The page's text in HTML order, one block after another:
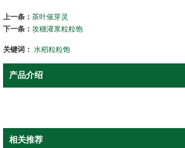
上一条： 茶叶催芽灵
下一条： 攻穗灌浆粒粒饱
关键词： 水稻粒粒饱
产品介绍
相关推荐